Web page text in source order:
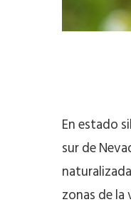
En estado
sur de
zonas de